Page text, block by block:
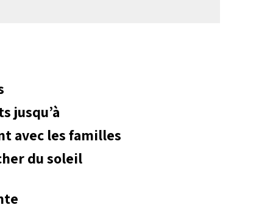
jusqu’à
avec les familles
du soleil